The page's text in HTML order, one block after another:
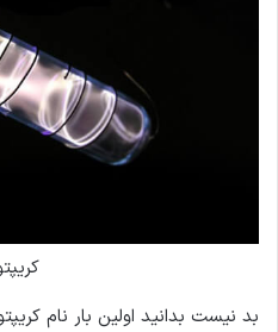
بد نیست بدانید اولین بار نام